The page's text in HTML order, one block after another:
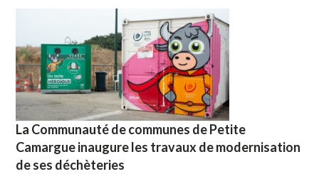
La Communauté de communes de Petite
Camargue inaugure les travaux de modernisation
de ses déchèteries